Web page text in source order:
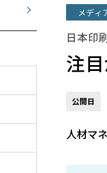
メディ
日本印
注
公開日
人材マ